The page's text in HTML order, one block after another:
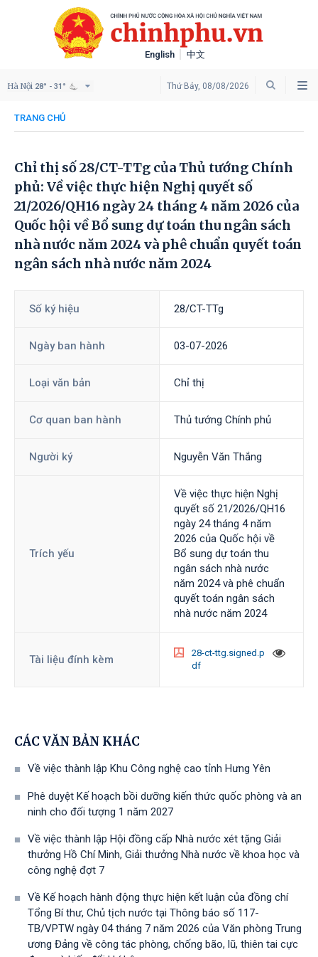
English 中文
Thứ Bảy, 08/08/2026
Hà Nội 28° - 31°
TRANG CHỦ
Chỉ thị số 28/CT-TTg của Thủ tướng Chính
phủ: Về việc thực hiện Nghị quyết số
21/2026/QH16 ngày 24 tháng 4 năm 2026 của
Quốc hội về Bổ sung dự toán thu ngân sách
nhà nước năm 2024 và phê chuẩn quyết toán
ngân sách nhà nước năm 2024
Số ký hiệu 28/CT-TTg
Ngày ban hành 03-07-2026
Loại văn bản Chỉ thị
Cơ quan ban hành Thủ tướng Chính phủ
Người ký Nguyễn Văn Thắng
Trích yếu
Về việc thực hiện Nghị
quyết số 21/2026/QH16
ngày 24 tháng 4 năm
2026 của Quốc hội về
Bổ sung dự toán thu
ngân sách nhà nước
năm 2024 và phê chuẩn
quyết toán ngân sách
nhà nước năm 2024
Tài liệu đính kèm
28-ct-ttg.signed.p
df
CÁC VĂN BẢN KHÁC
Về việc thành lập Khu Công nghệ cao tỉnh Hưng Yên
Phê duyệt Kế hoạch bồi dưỡng kiến thức quốc phòng và an
ninh cho đối tượng 1 năm 2027
Về việc thành lập Hội đồng cấp Nhà nước xét tặng Giải
thưởng Hồ Chí Minh, Giải thưởng Nhà nước về khoa học và
công nghệ đợt 7
Về Kế hoạch hành động thực hiện kết luận của đồng chí
Tổng Bí thư, Chủ tịch nước tại Thông báo số 117-
TB/VPTW ngày 04 tháng 7 năm 2026 của Văn phòng Trung
ương Đảng về công tác phòng, chống bão, lũ, thiên tai cực